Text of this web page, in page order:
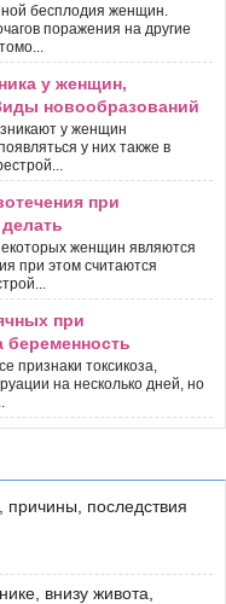
бесплодия женщин.
поражения на другие
у женщин,
новообразований
у женщин
у них также в
при
женщин являются
при этом считаются
при
беременность
признаки токсикоза,
на несколько дней, но
причины, последствия
внизу живота,